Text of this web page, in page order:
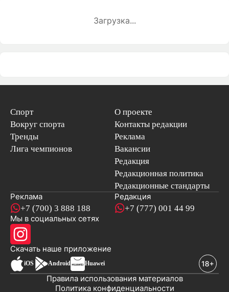
Загрузка...
Спорт
Вокруг спорта
Тренды
Лига чемпионов
О проекте
Контакты редакции
Реклама
Вакансии
Редакция
Редакционная политика
Редакционные стандарты
Реклама
+7 (700) 3 888 188
Редакция
+7 (777) 001 44 99
Мы в социальных сетях
Скачать наше приложениеновостей
iOS Android Huawei
Политика конфиденциальности
Правила использования материалов